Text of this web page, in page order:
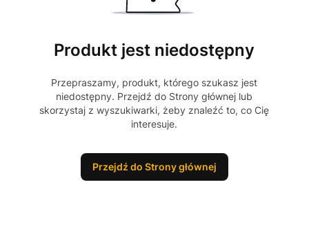
Produkt jest niedostępny
Przepraszamy, produkt, którego szukasz jest
niedostępny. Przejdź do Strony głównej lub
skorzystaj z wyszukiwarki, żeby znaleźć to, co Cię
interesuje.
Przejdź do Strony głównej